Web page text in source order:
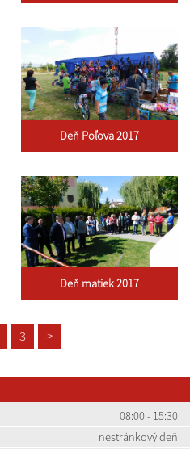
Deň Poľova 2017
Deň matiek 2017
3 >
08:00 - 15:30
nestránkový deň